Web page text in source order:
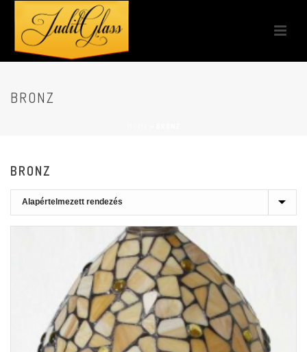
BRONZ
BRONZ